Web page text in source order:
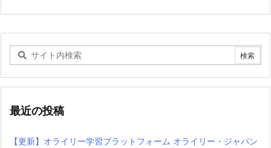
最近の投稿
【更新】オライリー学習プラットフォーム オライリー・ジャパン